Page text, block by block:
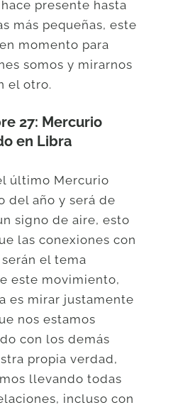
presente hasta
más pequeñas, este
momento para
somos y mirarnos
el otro.
27: Mercurio
en Libra
último Mercurio
del año y será de
signo de aire, esto
las conexiones con
el tema
este movimiento,
es mirar justamente
nos estamos
con los demás
propia verdad,
llevando todas
incluso con